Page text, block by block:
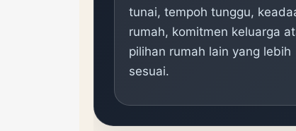
tunai, tempoh tunggu,
rumah, komitmen keluarga
pilihan rumah lain yang lebih
sesuai.